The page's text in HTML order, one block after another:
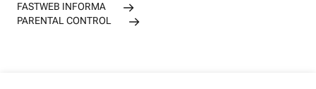
FASTWEB INFORMA
PARENTAL CONTROL